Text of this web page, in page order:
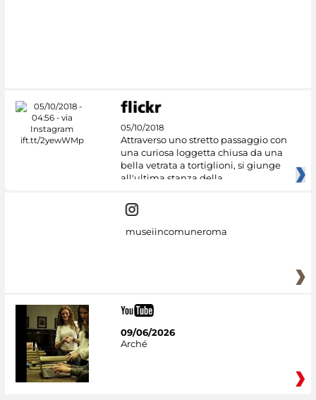
05/10/2018
Attraverso uno stretto passaggio con
una curiosa loggetta chiusa da una
bella vetrata a tortiglioni, si giunge
all'ultima stanza della
museiincomuneroma
09/06/2026
Arché